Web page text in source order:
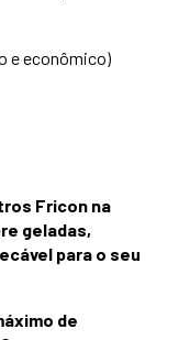
e econômico)
Fricon na
geladas,
para o seu
de